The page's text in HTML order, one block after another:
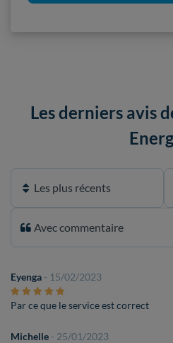
Les derniers avis
Eyenga - 15/02/2023
Par ce que le service est correct
Michelle - 25/01/2023